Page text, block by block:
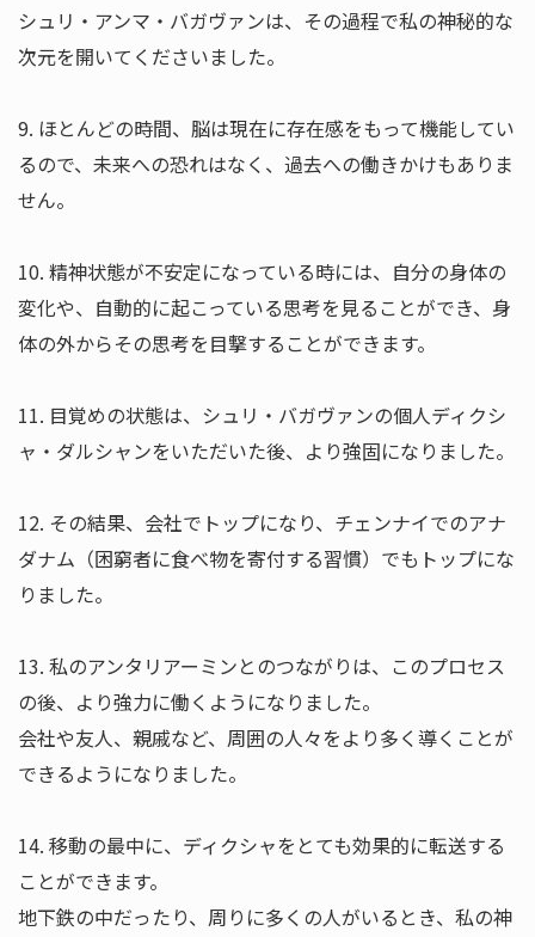
シュリ・アンマ・バガヴァンは、その過程で私の神秘的な
次元を開いてくださいました。
9. ほとんどの時間、脳は現在に存在感をもって機能してい
るので、未来への恐れはなく、過去への働きかけもありま
せん。
10. 精神状態が不安定になっている時には、自分の身体の
変化や、自動的に起こっている思考を見ることができ、身
体の外からその思考を目撃することができます。
11. 目覚めの状態は、シュリ・バガヴァンの個人ディクシ
ャ・ダルシャンをいただいた後、より強固になりました。
12. その結果、会社でトップになり、チェンナイでのアナ
ダナム（困窮者に食べ物を寄付する習慣）でもトップにな
りました。
13. 私のアンタリアーミンとのつながりは、このプロセス
の後、より強力に働くようになりました。
会社や友人、親戚など、周囲の人々をより多く導くことが
できるようになりました。
14. 移動の最中に、ディクシャをとても効果的に転送する
ことができます。
地下鉄の中だったり、周りに多くの人がいるとき、私の神